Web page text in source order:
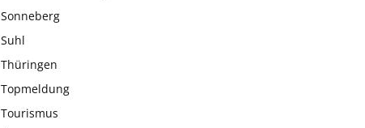
Sonneberg
Suhl
Thüringen
Topmeldung
Tourismus